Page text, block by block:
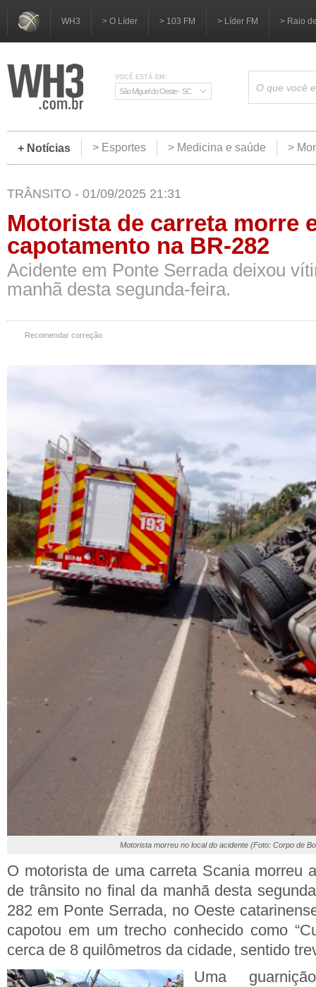
WH3 > O Líder > 103 FM > Líder FM > Raio
VOCÊ ESTÁ EM:
São Miguel do Oeste - SC
+ Notícias > Esportes > Medicina e saúde >
TRÂNSITO - 01/09/2025 21:31
Motorista de carreta morre
capotamento na BR-282
Acidente em Ponte Serrada deixou
manhã desta segunda-feira.
Recomendar correção
Motorista morreu no local do acidente (Foto: Corpo de
O motorista de uma carreta Scania morreu
de trânsito no final da manhã desta
282 em Ponte Serrada, no Oeste
capotou em um trecho conhecido como
cerca de 8 quilômetros da cidade, sentido
Uma